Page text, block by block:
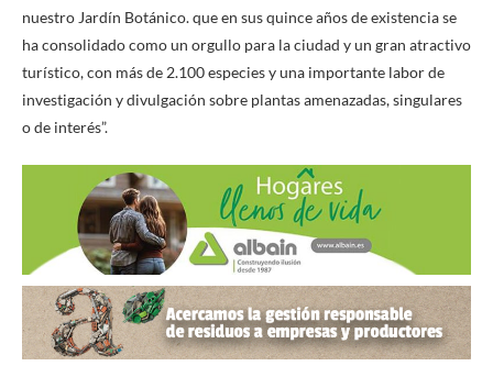
nuestro Jardín Botánico. que en sus quince años de existencia se
ha consolidado como un orgullo para la ciudad y un gran atractivo
turístico, con más de 2.100 especies y una importante labor de
investigación y divulgación sobre plantas amenazadas, singulares
o de interés”.